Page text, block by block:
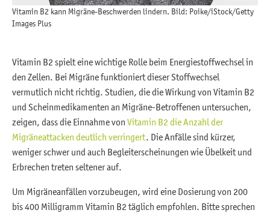
Vitamin B2 kann Migräne-Beschwerden lindern. Bild: Poike/iStock/Getty
Images Plus
Vitamin B2 spielt eine wichtige Rolle beim Energiestoffwechsel in
den Zellen. Bei Migräne funktioniert dieser Stoffwechsel
vermutlich nicht richtig. Studien, die die Wirkung von Vitamin B2
und Scheinmedikamenten an Migräne-Betroffenen untersuchen,
zeigen, dass die Einnahme von Vitamin B2 die Anzahl der
Migräneattacken deutlich verringert. Die Anfälle sind kürzer,
weniger schwer und auch Begleiterscheinungen wie Übelkeit und
Erbrechen treten seltener auf.
Um Migräneanfällen vorzubeugen, wird eine Dosierung von 200
bis 400 Milligramm Vitamin B2 täglich empfohlen. Bitte sprechen